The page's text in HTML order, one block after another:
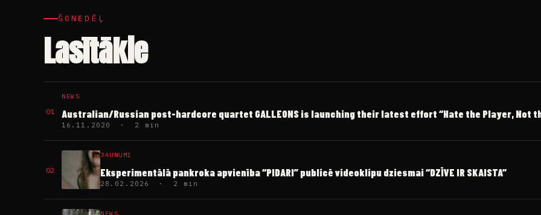
ŠONEDĒĻ
Lasītākie
01
NEWS
Australian/Russian post-hardcore quartet GALLEONS is launching their latest effort “Hate the Player, Not
16.11.2020 · 2 min
02
JAUNUMI
Eksperimentālā pankroka apvienība “PIDARI” publicē videoklipu dziesmai “DZĪVE IR SKAISTA”
28.02.2026 · 2 min